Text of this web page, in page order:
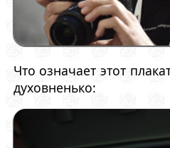
Что означает этот
духовненько: